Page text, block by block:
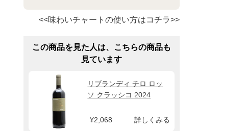
<<味わいチャートの使い方はコチラ>>
この商品を見た人は、こちらの商品も
見ています
リブランディ チロ ロッ
ソ クラッシコ 2024
¥2,068 詳しくみる